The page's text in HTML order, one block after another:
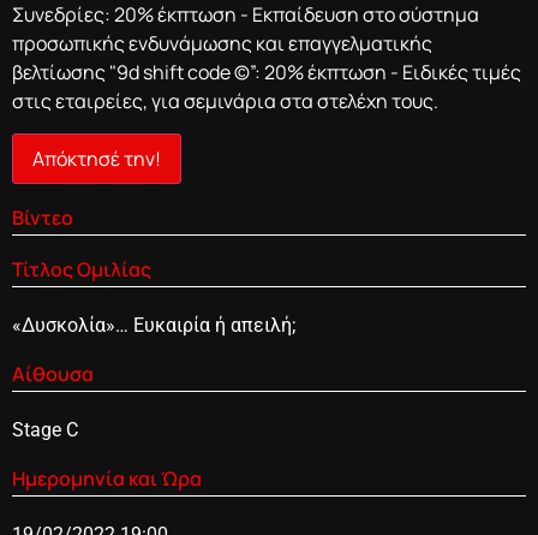
Συνεδρίες: 20% έκπτωση - Εκπαίδευση στο σύστημα
προσωπικής ενδυνάμωσης και επαγγελματικής
βελτίωσης "9d shift code ©”: 20% έκπτωση - Ειδικές τιμές
στις εταιρείες, για σεμινάρια στα στελέχη τους.
Απόκτησέ την!
Βίντεο
Τίτλος Ομιλίας
«Δυσκολία»… Ευκαιρία ή απειλή;
Αίθουσα
Stage C
Ημερομηνία και Ώρα